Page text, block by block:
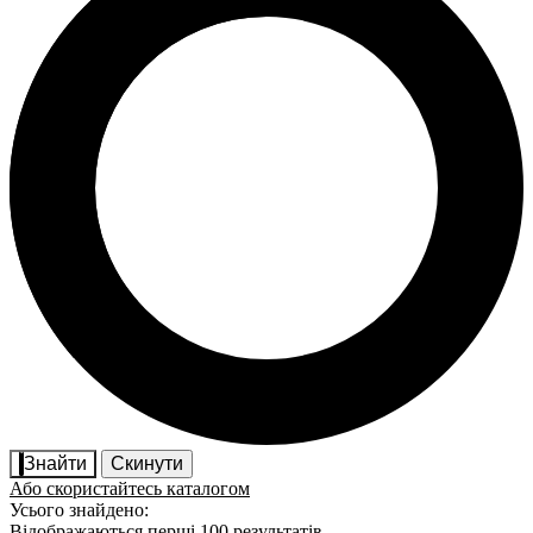
Знайти
Скинути
Або скористайтесь каталогом
Усього знайдено: